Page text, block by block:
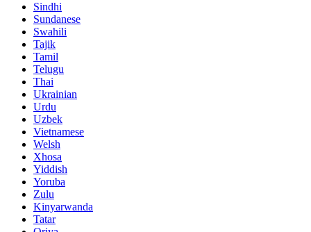
Sindhi
Sundanese
Swahili
Tajik
Tamil
Telugu
Thai
Ukrainian
Urdu
Uzbek
Vietnamese
Welsh
Xhosa
Yiddish
Yoruba
Zulu
Kinyarwanda
Tatar